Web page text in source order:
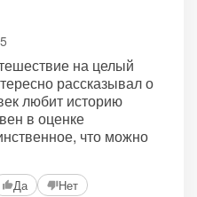
на целый
рассказывал о
любит историю
в оценке
что можно
Да Нет